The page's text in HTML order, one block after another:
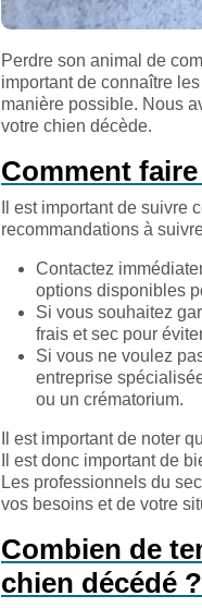
Perdre son animal de
important de connaître
manière possible. Nous
votre chien décède.
Comment
Il est important de
recommandations à
Contactez
options disponibles
Si vous souhaitez
frais et sec pour
Si vous ne voulez
entreprise
ou un crématorium.
Il est important de noter
Il est donc important de
Les professionnels du
vos besoins et de votre
Combien de
chien décédé ?